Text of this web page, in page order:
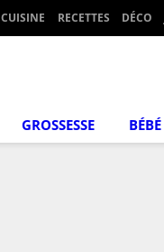
CUISINE RECETTES DÉCO
GROSSESSE BÉBÉ